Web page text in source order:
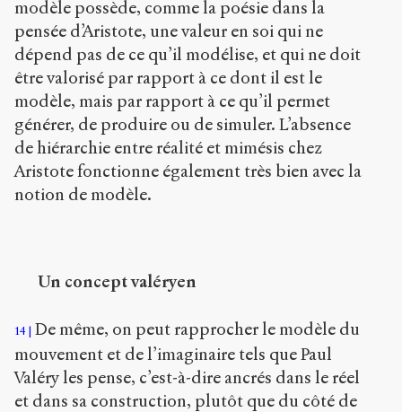
modèle possède, comme la poésie dans la
pensée d’Aristote, une valeur en soi qui ne
dépend pas de ce qu’il modélise, et qui ne doit
être valorisé par rapport à ce dont il est le
modèle, mais par rapport à ce qu’il permet
générer, de produire ou de simuler. L’absence
de hiérarchie entre réalité et mimésis chez
Aristote fonctionne également très bien avec la
notion de modèle.
Un concept valéryen
14
De même, on peut rapprocher le modèle du
mouvement et de l’imaginaire tels que Paul
Valéry les pense, c’est-à-dire ancrés dans le réel
et dans sa construction, plutôt que du côté de